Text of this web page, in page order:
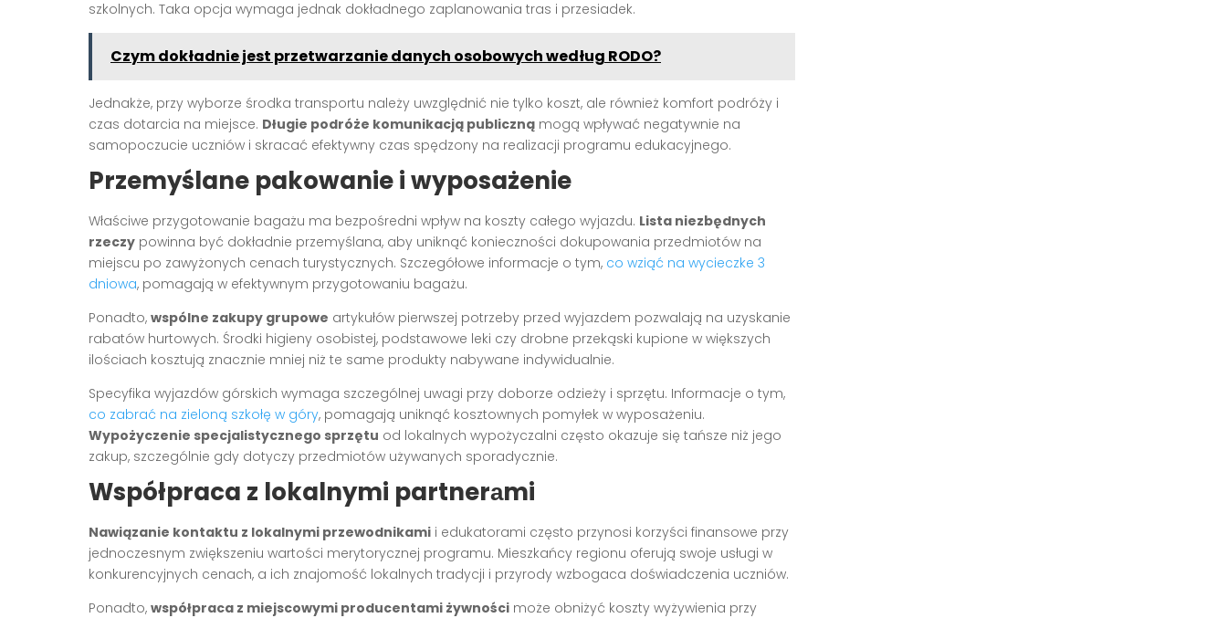
szkolnych. Taka opcja wymaga jednak dokładnego zaplanowania tras i przesiadek.
Czym dokładnie jest przetwarzanie danych osobowych według RODO?
Jednakże, przy wyborze środka transportu należy uwzględnić nie tylko koszt, ale również komfort podróży i
czas dotarcia na miejsce. Długie podróże komunikacją publiczną mogą wpływać negatywnie na
samopoczucie uczniów i skracać efektywny czas spędzony na realizacji programu edukacyjnego.
Przemyślane pakowanie i wyposażenie
Właściwe przygotowanie bagażu ma bezpośredni wpływ na koszty całego wyjazdu. Lista niezbędnych
rzeczy powinna być dokładnie przemyślana, aby uniknąć konieczności dokupowania przedmiotów na
miejscu po zawyżonych cenach turystycznych. Szczegółowe informacje o tym, co wziąć na wycieczke 3
dniowa, pomagają w efektywnym przygotowaniu bagażu.
Ponadto, wspólne zakupy grupowe artykułów pierwszej potrzeby przed wyjazdem pozwalają na uzyskanie
rabatów hurtowych. Środki higieny osobistej, podstawowe leki czy drobne przekąski kupione w większych
ilościach kosztują znacznie mniej niż te same produkty nabywane indywidualnie.
Specyfika wyjazdów górskich wymaga szczególnej uwagi przy doborze odzieży i sprzętu. Informacje o tym,
co zabrać na zieloną szkołę w góry, pomagają uniknąć kosztownych pomyłek w wyposażeniu.
Wypożyczenie specjalistycznego sprzętu od lokalnych wypożyczalni często okazuje się tańsze niż jego
zakup, szczególnie gdy dotyczy przedmiotów używanych sporadycznie.
Współpraca z lokalnymi partnerаmi
Nawiązanie kontaktu z lokalnymi przewodnikami i edukatorami często przynosi korzyści finansowe przy
jednoczesnym zwiększeniu wartości merytorycznej programu. Mieszkańcy regionu oferują swoje usługi w
konkurencyjnych cenach, a ich znajomość lokalnych tradycji i przyrody wzbogaca doświadczenia uczniów.
Ponadto, współpraca z miejscowymi producentami żywności może obniżyć koszty wyżywienia przy